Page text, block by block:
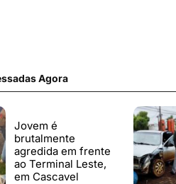
Agora
Jovem é
brutalmente
agredida em frente
ao Terminal Leste,
em Cascavel